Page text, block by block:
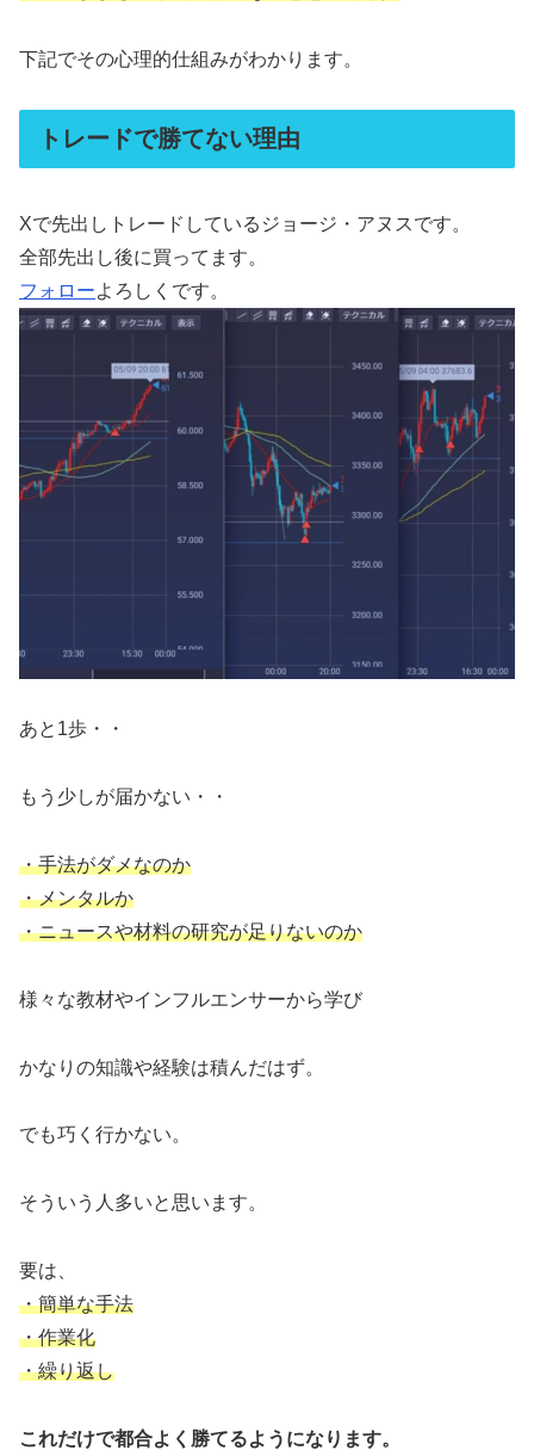
下記でその心理的仕組みがわかります。
トレードで勝てない理由
Xで先出しトレードしているジョージ・アヌスです。
全部先出し後に買ってます。
フォローよろしくです。
あと1歩・・
もう少しが届かない・・
・手法がダメなのか
・メンタルか
・ニュースや材料の研究が足りないのか
様々な教材やインフルエンサーから学び
かなりの知識や経験は積んだはず。
でも巧く行かない。
そういう人多いと思います。
要は、
・簡単な手法
・作業化
・繰り返し
これだけで都合よく勝てるようになります。